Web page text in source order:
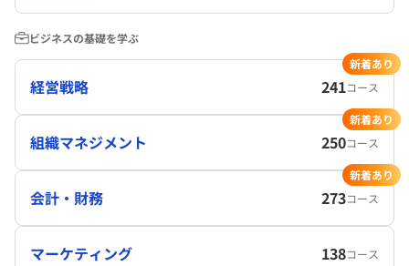
ビジネスの基礎を学ぶ
経営戦略 241コース
新着あり
組織マネジメント 250コース
新着あり
会計・財務 273コース
新着あり
マーケティング 138コース